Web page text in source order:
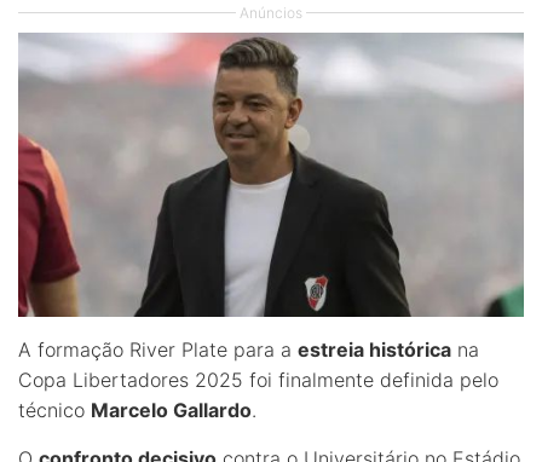
Anúncios
A formação River Plate para a estreia histórica na
Copa Libertadores 2025 foi finalmente definida pelo
técnico Marcelo Gallardo.